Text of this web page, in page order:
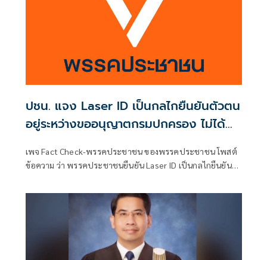
ปชน. แจง Laser ID เป็นกลไกยืนยันตัวตน
อยู่ระหว่างขออนุญาตกรมปกครอง ไม่ได้
เพจ Fact Check-พรรคประชาชน ของพรรคประชาชน โพสต์
ข้อความ ว่า พรรคประชาชนยืนยัน Laser ID เป็นกลไกยืนยันตัว
ข้อมูล Laser ID เพื่อวัตถุประสงค์อื่น - ปัจจุบันอยู่ระหว่างการ
เชื่อมระบบกับกรมการปกครอง หลังต้องขออนุญาตใหม่เมื่อมี